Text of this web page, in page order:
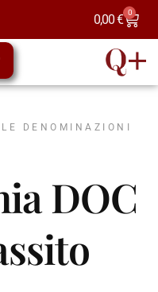
0,00€ 0
DENOMINAZIONI
DOC